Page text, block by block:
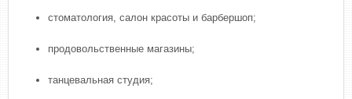
стоматология, салон красоты и барбершоп;
продовольственные магазины;
танцевальная студия;